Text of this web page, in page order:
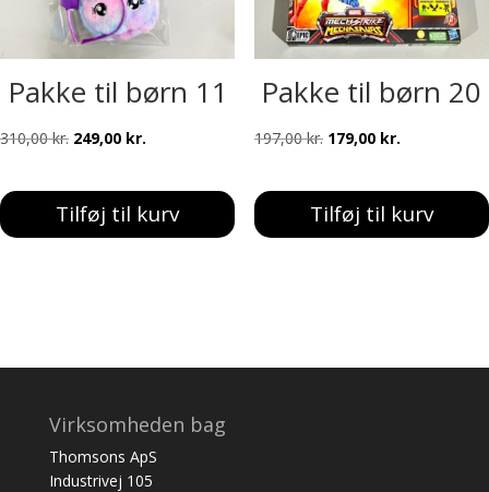
Pakke til børn 11
310,00kr. Den
pris
var:
249,00 kr.
pris
er:
Tilføj til kurv
Pakke til børn 20
197,00kr. Den
pris
var:
179,00 kr.
pris
er:
Tilføj til kurv
Virksomheden bag
Thomsons ApS
Industrivej 105